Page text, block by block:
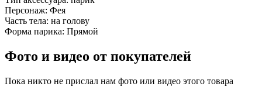
Персонаж: Фея
Часть тела: на голову
Форма парика: Прямой
Фото и видео от покупателей
Пока никто не прислал нам фото или видео этого товара